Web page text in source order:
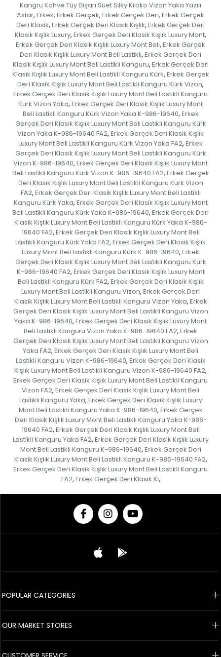
Kangru Kahve Tüy Dışarı Süet Silky Kroko Vizon Yaka Yazılı
Astar, Erkek, Erkek Gerçek, Erkek Gerçek Deri, Erkek Gerçek
Deri Klasik, Erkek Gerçek Deri Klasik Kışlık, Erkek Gerçek Deri
Klasik Kışlık Luxury, Erkek Gerçek Deri Klasik Kışlık Luxury Mont,
Erkek Gerçek Deri Klasik Kışlık Luxury Mont Beli, Erkek Gerçek
Deri Klasik Kışlık Luxury Mont Beli Lastikli, Erkek Gerçek Deri
Klasik Kışlık Luxury Mont Beli Lastikli Kanguru, Erkek Gerçek Deri
Klasik Kışlık Luxury Mont Beli Lastikli Kanguru Kürk, Erkek Gerçek
Deri Klasik Kışlık Luxury Mont Beli Lastikli Kanguru Kürk Vizon,
Erkek Gerçek Deri Klasik Kışlık Luxury Mont Beli Lastikli Kanguru
Kürk Vizon Yaka, Erkek Gerçek Deri Klasik Kışlık Luxury Mont
Beli Lastikli Kanguru Kürk Vizon Yaka K-986-19640, Erkek
Gerçek Deri Klasik Kışlık Luxury Mont Beli Lastikli Kanguru Kürk
Vizon Yaka K-986-19640 FA2, Erkek Gerçek Deri Klasik Kışlık
Luxury Mont Beli Lastikli Kanguru Kürk Vizon Yaka FA2, Erkek
Gerçek Deri Klasik Kışlık Luxury Mont Beli Lastikli Kanguru Kürk
Vizon K-986-19640, Erkek Gerçek Deri Klasik Kışlık Luxury Mont
Beli Lastikli Kanguru Kürk Vizon K-986-19640 FA2, Erkek Gerçek
Deri Klasik Kışlık Luxury Mont Beli Lastikli Kanguru Kürk Vizon
FA2, Erkek Gerçek Deri Klasik Kışlık Luxury Mont Beli Lastikli
Kanguru Kürk Yaka, Erkek Gerçek Deri Klasik Kışlık Luxury Mont
Beli Lastikli Kanguru Kürk Yaka K-986-19640, Erkek Gerçek Deri
Klasik Kışlık Luxury Mont Beli Lastikli Kanguru Kürk Yaka K-986-
19640 FA2, Erkek Gerçek Deri Klasik Kışlık Luxury Mont Beli
Lastikli Kanguru Kürk Yaka FA2, Erkek Gerçek Deri Klasik Kışlık
Luxury Mont Beli Lastikli Kanguru Kürk K-986-19640, Erkek
Gerçek Deri Klasik Kışlık Luxury Mont Beli Lastikli Kanguru Kürk
K-986-19640 FA2, Erkek Gerçek Deri Klasik Kışlık Luxury Mont
Beli Lastikli Kanguru Kürk FA2, Erkek Gerçek Deri Klasik Kışlık
Luxury Mont Beli Lastikli Kanguru Vizon, Erkek Gerçek Deri
Klasik Kışlık Luxury Mont Beli Lastikli Kanguru Vizon Yaka, Erkek
Gerçek Deri Klasik Kışlık Luxury Mont Beli Lastikli Kanguru Vizon
Yaka K-986-19640, Erkek Gerçek Deri Klasik Kışlık Luxury Mont
Beli Lastikli Kanguru Vizon Yaka K-986-19640 FA2, Erkek
Gerçek Deri Klasik Kışlık Luxury Mont Beli Lastikli Kanguru Vizon
Yaka FA2, Erkek Gerçek Deri Klasik Kışlık Luxury Mont Beli
Lastikli Kanguru Vizon K-986-19640, Erkek Gerçek Deri Klasik
Kışlık Luxury Mont Beli Lastikli Kanguru Vizon K-986-19640 FA2,
Erkek Gerçek Deri Klasik Kışlık Luxury Mont Beli Lastikli Kanguru
Vizon FA2, Erkek Gerçek Deri Klasik Kışlık Luxury Mont Beli
Lastikli Kanguru Yaka, Erkek Gerçek Deri Klasik Kışlık Luxury
Mont Beli Lastikli Kanguru Yaka K-986-19640, Erkek Gerçek
Deri Klasik Kışlık Luxury Mont Beli Lastikli Kanguru Yaka K-986-
19640 FA2, Erkek Gerçek Deri Klasik Kışlık Luxury Mont Beli
Lastikli Kanguru Yaka FA2, Erkek Gerçek Deri Klasik Kışlık Luxury
Mont Beli Lastikli Kanguru K-986-19640, Erkek Gerçek Deri
Klasik Kışlık Luxury Mont Beli Lastikli Kanguru K-986-19640 FA2,
Erkek Gerçek Deri Klasik Kışlık Luxury Mont Beli Lastikli Kanguru
FA2, Erkek Gerçek Deri Klasik Kı,
POPULAR CATEGORIES
OUR MARKET STORES